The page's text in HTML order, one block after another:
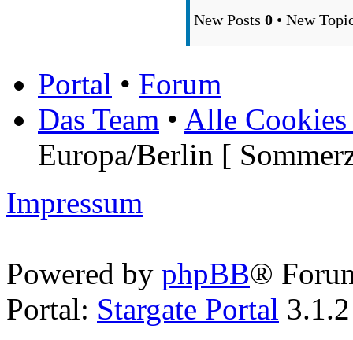
New Posts 0 • New
Portal • Forum
Das Team • Alle Cookies
Europa/Berlin [
Impressum
Powered by phpBB®
Portal: Stargate Portal